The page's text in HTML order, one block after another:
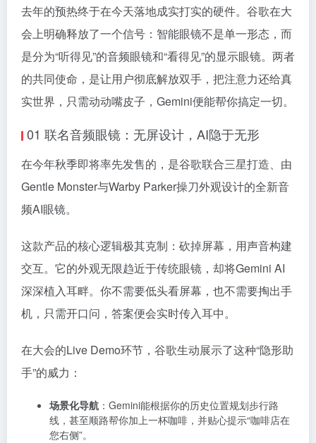
去年的预热终于在今天落地成实打实的硬件。谷歌在大
会上明确释放了一个信号：智能眼镜不是单一形态，而
是分为“听得见”的音频眼镜和“看得见”的显示眼镜。两者
的共同使命，是让用户彻底解放双手，把注意力还给真
实世界，只需动动嘴皮子，Gemini便能帮你搞定一切。
01 联名音频眼镜：无屏设计，AI隐于无形
在今年秋季即将率先发售的，是谷歌联合三星打造、由
Gentle Monster与Warby Parker操刀外观设计的全新音
频AI眼镜。
这款产品的核心逻辑极其克制：砍掉屏幕，用声音构建
交互。它的外观无限趋近于传统眼镜，却将Gemini AI
深深植入耳畔。你不需要低头看屏幕，也不需要掏出手
机，只需开口问，答案便会实时传入耳中。
在大会的Live Demo环节，谷歌生动展示了这种“隐形助
手”的威力：
场景化导航 ：Gemini能根据你的历史位置规划步行路
线，甚至顺路帮你加上一杯咖啡，并贴心提示“咖啡店在
您右侧”。